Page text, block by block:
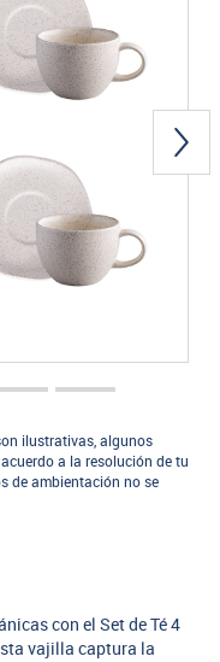
ilustrativas, algunos
a la resolución de tu
de ambientación no se
con el Set de Té 4
vajilla captura la